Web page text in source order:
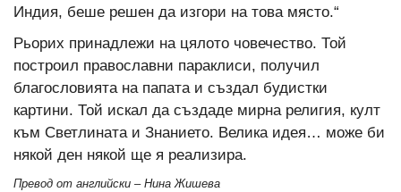
Индия, беше решен да изгори на това място.“
Рьорих принадлежи на цялото човечество. Той
построил православни параклиси, получил
благословията на папата и създал будистки
картини. Той искал да създаде мирна религия, култ
към Светлината и Знанието. Велика идея… може би
някой ден някой ще я реализира.
Превод от английски – Нина Жишева